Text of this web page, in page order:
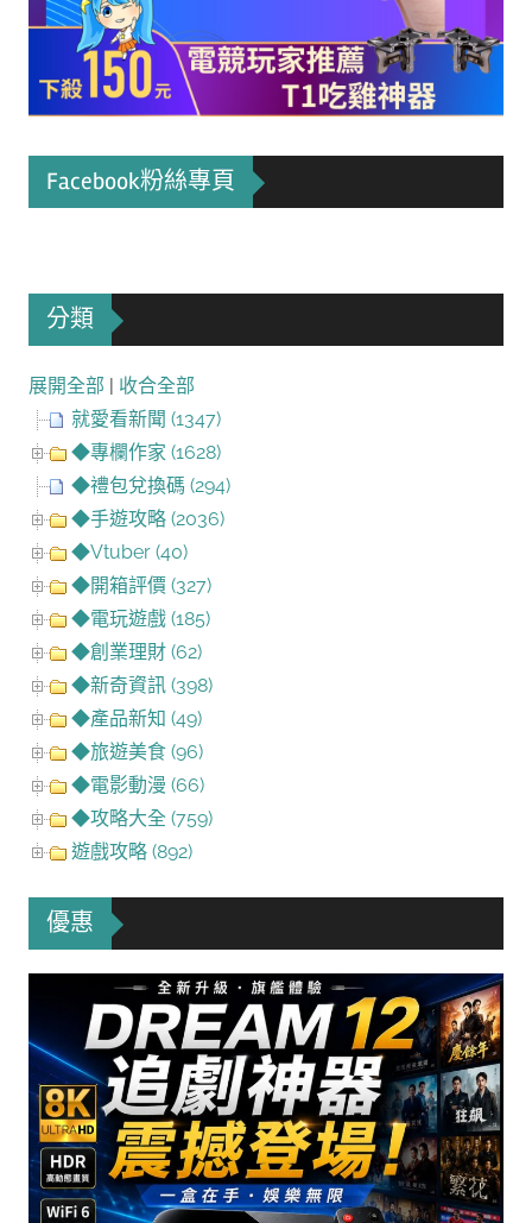
Facebook粉絲專頁
分類
展開全部 | 收合全部
就愛看新聞 (1347)
◆專欄作家 (1628)
◆禮包兌換碼 (294)
◆手遊攻略 (2036)
◆Vtuber (40)
◆開箱評價 (327)
◆電玩遊戲 (185)
◆創業理財 (62)
◆新奇資訊 (398)
◆產品新知 (49)
◆旅遊美食 (96)
◆電影動漫 (66)
◆攻略大全 (759)
遊戲攻略 (892)
優惠